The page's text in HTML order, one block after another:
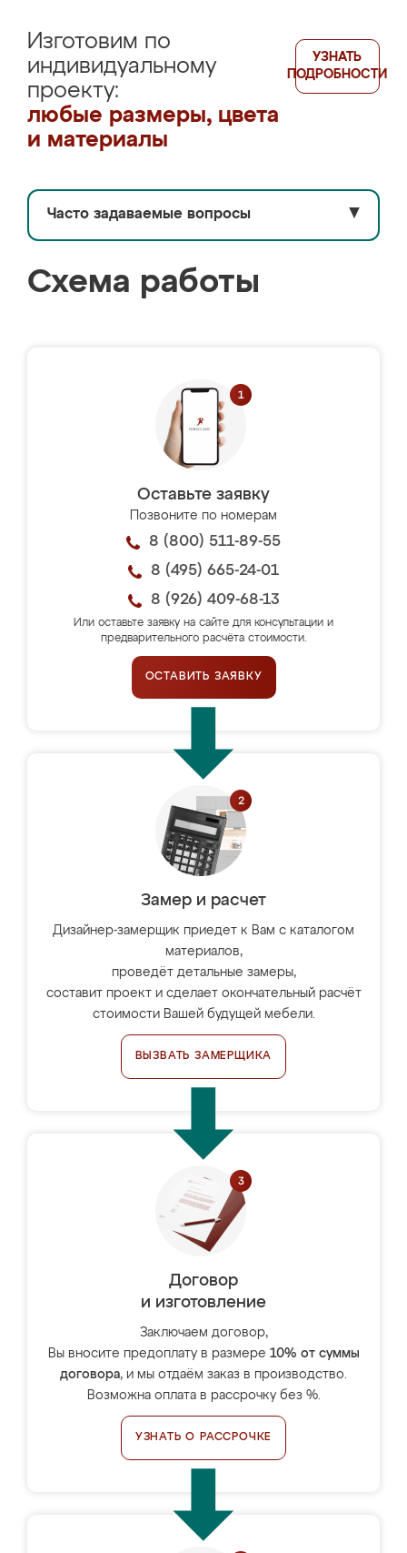
Изготовим по
индивидуальному
проекту:
любые размеры, цвета
и материалы
УЗНАТЬ
ПОДРОБНОСТИ
Часто задаваемые вопросы ▼
Схема работы
Оставьте заявку
Позвоните по номерам
8 (800) 511-89-55
8 (495) 665-24-01
8 (926) 409-68-13
Или оставьте заявку на сайте для консультации и
предварительного расчёта стоимости.
ОСТАВИТЬ ЗАЯВКУ
Замер и расчет
Дизайнер-замерщик приедет к Вам с каталогом
материалов,
проведёт детальные замеры,
составит проект и сделает окончательный расчёт
стоимости Вашей будущей мебели.
ВЫЗВАТЬ ЗАМЕРЩИКА
Договор
и изготовление
Заключаем договор,
Вы вносите предоплату в размере 10% от суммы
договора, и мы отдаём заказ в производство.
Возможна оплата в рассрочку без %.
УЗНАТЬ О РАССРОЧКЕ